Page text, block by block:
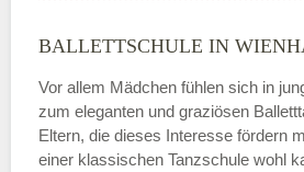
—
ÖFFNUNGSZEITEN
Freitag
BALLETTSCHULE IN
Vor allem Mädchen fühlen sich in
zum eleganten und graziösen
Eltern, die dieses Interesse fördern
einer klassischen Tanzschule wohl